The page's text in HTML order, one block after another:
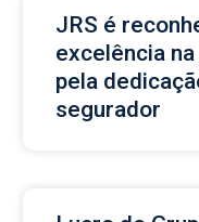
JRS é
excelência
pela
segurador